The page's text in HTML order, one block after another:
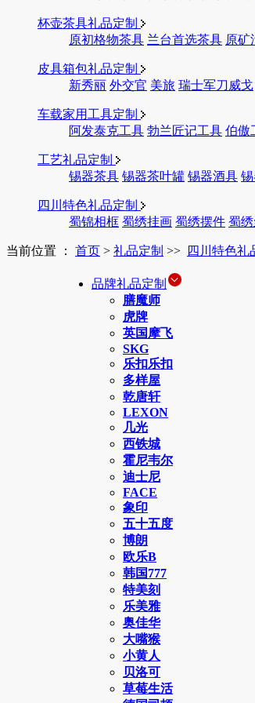
杯壶茶具礼品定制
原初格物茶具 兰台首选茶具 原矿
皮具箱包礼品定制
新秀丽 外交官 美旅 瑞士军刀威戈
车载家用工具定制
阿发泰克工具 勃兰匠记工具 伯傲
工艺礼品定制
锡器茶具 锡器茶叶罐 锡器酒具
四川特色礼品定制
蜀锦相框 蜀绣挂画 蜀绣摆件 蜀
当前位置 ： 首页 > 礼品定制 >> 四川特色礼
品牌礼品定制
膳魔师
虎牌
英国摩飞
SKG
乐扣乐扣
多样屋
乾唐轩
LEXON
几光
西铁城
霍尼韦尔
迪士尼
FACE
象印
五十五度
博朗
欧乐B
韩国777
特美刻
乐美雅
奥佳华
大嘴猴
小黄人
贝洛可
草莓生活